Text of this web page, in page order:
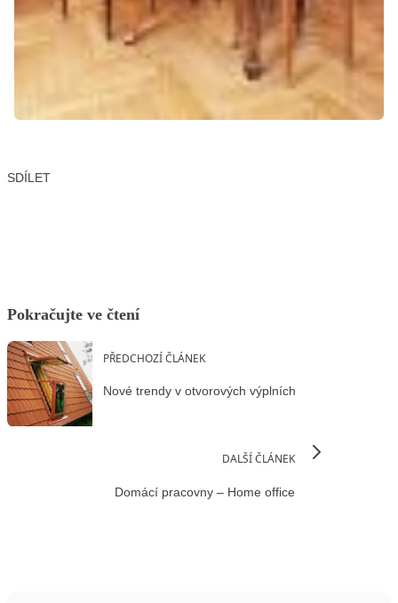
SDÍLET
Pokračujte ve čtení
PŘEDCHOZÍ ČLÁNEK
Nové trendy v otvorových výplních
DALŠÍ ČLÁNEK
Domácí pracovny – Home office